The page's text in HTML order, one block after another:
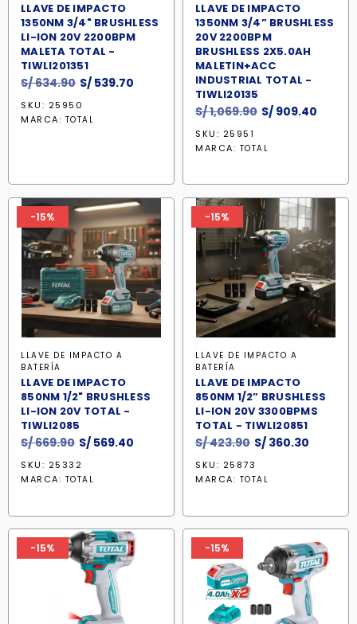
LLAVE DE IMPACTO
1350NM 3/4" BRUSHLESS
LI-ION 20V 2200BPM
MALETA TOTAL -
TIWLI201351
S/634.90 El
precio
original
S/ 539.70
SKU: 25950
MARCA: TOTAL
LLAVE DE IMPACTO
1350NM 3/4” BRUSHLESS
20V 2200BPM
BRUSHLESS 2X5.0AH
MALETIN+ACC
INDUSTRIAL TOTAL -
TIWLI20135
S/1,069.90 El
original
S/ 909.40
SKU: 25951
MARCA: TOTAL
-15%
LLAVE DE IMPACTO A
BATERÍA
LLAVE DE IMPACTO
850NM 1/2" BRUSHLESS
LI-ION 20V TOTAL -
TIWLI2085
S/669.90 El
precio
original
S/ 569.40
SKU: 25332
MARCA: TOTAL
-15%
LLAVE DE IMPACTO A
BATERÍA
LLAVE DE IMPACTO
850NM 1/2” BRUSHLESS
LI-ION 20V 3300BPMS
TOTAL - TIWLI20851
S/423.90 El
original
S/ 360.30
SKU: 25873
MARCA: TOTAL
-15% -15%